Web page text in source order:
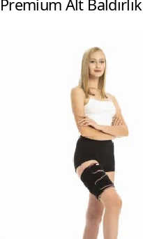
Premium Alt Baldırlık